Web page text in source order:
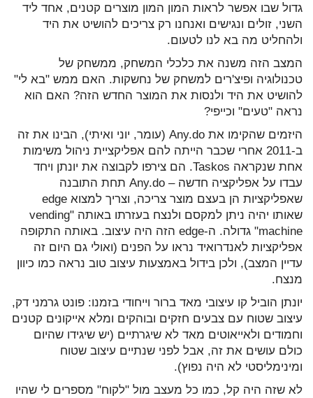
גדול שבו אפשר לראות המון המון מוצרים קטנים, אחד ליד
השני, זולים ונגישים ואנחנו רק צריכים להושיט את היד
ולהחליט מה בא לנו לטעום.
המצב הזה משנה את כלכלי המשחק, ממשחק של
טכנולוגיה ופיצ'רים למשחק של נחשקות. האם ממש "בא לי"
להושיט את היד ולנסות את המוצר החדש הזה? האם הוא
נראה "טעים" וכייפי?
היזמים שהקימו את Any.do (עומר, יוני ואיתי), הבינו את זה
ב-2011 אחרי שכבר הייתה להם אפליקציית ניהול משימות
אחת שנקראה Taskos. הם צירפו לקבוצה את יונתן ויחד
עבדו על אפליקציה חדשה – Any.do תחת התובנה
שאפליקציות הן בעצם מוצר צריכה, וצריך למצוא edge
שאותו יהיה ניתן למקסם ולנצח בעזרתו באותה "vending
machine" גדולה. ה-edge הזה היה עיצוב. באותה התקופה
אפליקציות לאנדרואיד נראו על הפנים (ואולי גם היום זה
עדיין המצב), ולכן בידול באמצעות עיצוב טוב נראה כמו כיוון
מנצח.
יונתן הוביל קו עיצובי מאד ברור וייחודי בזמנו: פונט גרמני דק,
עיצוב שטוח עם צבעים חזקים ובוהקים ומלא אייקונים קטנים
וחמודים ולאייאוטים מאד לא שיגרתיים (יש שיגידו שהיום
כולם עושים את זה, אבל לפני שנתיים עיצוב שטוח
ומינימליסטי לא היה נפוץ).
לא שזה היה קל, כמו כל מעצב מול "לקוח" מספרים לי שהיו